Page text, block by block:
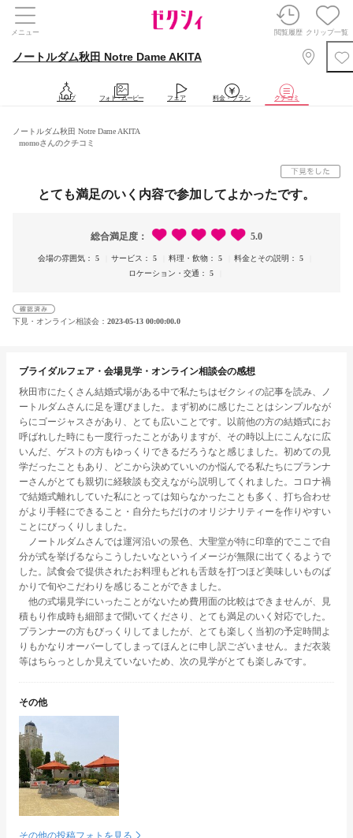
メニュー 閲覧履歴 クリップ一覧
ノートルダム秋田 Notre Dame AKITA
トップ フォト・ムービー フェア 料金・プラン クチコミ
ノートルダム秋田 Notre Dame AKITA
momoさんのクチコミ
とても満足のいく内容で参加してよかったです。
総合満足度 5.0
会場の雰囲気 5 サービス 5 料理・飲物 5 料金とその説明
5
ロケーション・交通
5
下見・オンライン相談会 2023-05-13 00:00:00.0
ブライダルフェア・会場見学・オンライン相談会の感想
秋田市にたくさん結婚式場がある中で私たちはゼクシィの記事を読み、ノ
ートルダムさんに足を運びました。まず初めに感じたことはシンプルなが
らにゴージャスさがあり、とても広いことです。以前他の方の結婚式にお
呼ばれした時にも一度行ったことがありますが、その時以上にこんなに広
いんだ、ゲストの方もゆっくりできるだろうなと感じました。初めての見
学だったこともあり、どこから決めていいのか悩んでる私たちにプランナ
ーさんがとても親切に経験談も交えながら説明してくれました。コロナ禍
で結婚式離れしていた私にとっては知らなかったことも多く、打ち合わせ
がより手軽にできること・自分たちだけのオリジナリティーを作りやすい
ことにびっくりしました。
ノートルダムさんでは運河沿いの景色、大聖堂が特に印章的でここで自
分が式を挙げるならこうしたいなというイメージが無限に出てくるようで
した。試食会で提供されたお料理もどれも舌鼓を打つほど美味しいものば
かりで旬やこだわりを感じることができました。
他の式場見学にいったことがないため費用面の比較はできませんが、見
積もり作成時も細部まで聞いてくださり、とても満足のいく対応でした。
プランナーの方もびっくりしてましたが、とても楽しく当初の予定時間よ
りもかなりオーバーしてしまってほんとに申し訳ございません。まだ衣装
等はちらっとしか見えていないため、次の見学がとても楽しみです。
その他
その他の投稿フォトを見る